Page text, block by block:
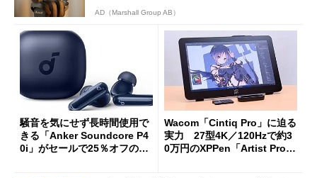
AD（Marshall Group AB）
騒音を気にせず長時間使用で
きる「Anker Soundcore P4
0i」がセールで25％オフの59
Wacom「Cintiq Pro」に迫る
実力 27型4K／120Hzで約3
0万円のXPPen「Artist Pro 2